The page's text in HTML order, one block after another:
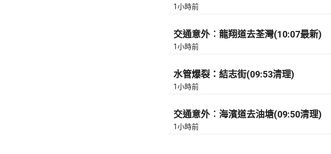
1小時前
交通意外︰龍翔道去荃灣(10:07最新)
1小時前
水管爆裂：結志街(09:53清理)
1小時前
交通意外︰海濱道去油塘(09:50清理)
1小時前